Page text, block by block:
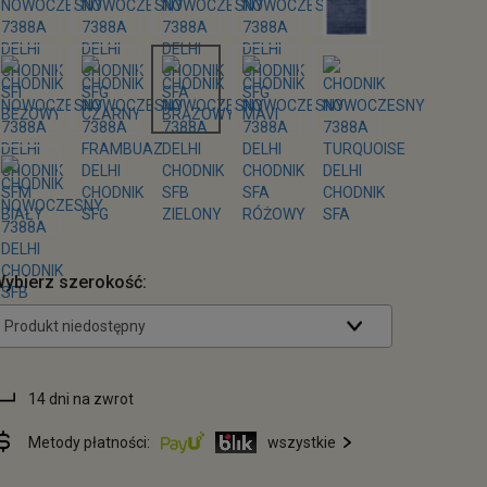
szerokość:
Produkt niedostępny
14 dni na zwrot
Metody płatności: wszystkie